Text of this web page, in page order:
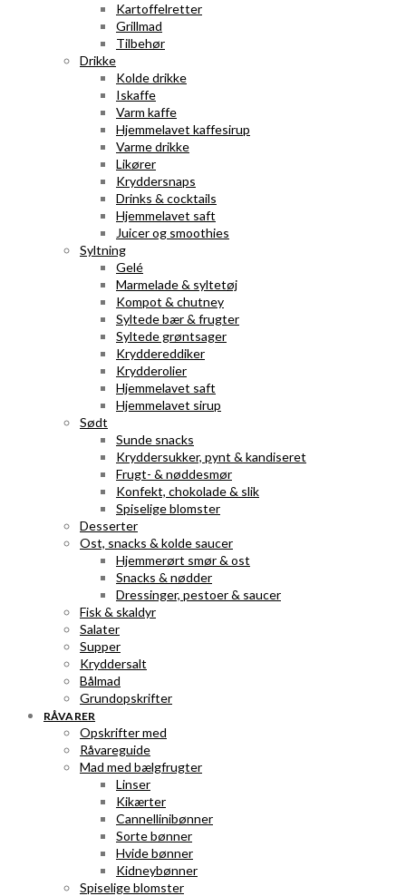
Kartoffelretter
Grillmad
Tilbehør
Drikke
Kolde drikke
Iskaffe
Varm kaffe
Hjemmelavet kaffesirup
Varme drikke
Likører
Kryddersnaps
Drinks & cocktails
Hjemmelavet saft
Juicer og smoothies
Syltning
Gelé
Marmelade & syltetøj
Kompot & chutney
Syltede bær & frugter
Syltede grøntsager
Kryddereddiker
Krydderolier
Hjemmelavet saft
Hjemmelavet sirup
Sødt
Sunde snacks
Kryddersukker, pynt & kandiseret
Frugt- & nøddesmør
Konfekt, chokolade & slik
Spiselige blomster
Desserter
Ost, snacks & kolde saucer
Hjemmerørt smør & ost
Snacks & nødder
Dressinger, pestoer & saucer
Fisk & skaldyr
Salater
Supper
Kryddersalt
Bålmad
Grundopskrifter
RÅVARER
Opskrifter med
Råvareguide
Mad med bælgfrugter
Linser
Kikærter
Cannellinibønner
Sorte bønner
Hvide bønner
Kidneybønner
Spiselige blomster